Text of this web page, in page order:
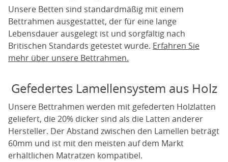
Unsere Betten sind standardmäßig mit einem
Bettrahmen ausgestattet, der für eine lange
Lebensdauer ausgelegt ist und sorgfältig nach
Britischen Standards getestet wurde. Erfahren Sie
mehr über unsere Bettrahmen.
Gefedertes Lamellensystem aus Holz
Unsere Bettrahmen werden mit gefederten Holzlatten
geliefert, die 20% dicker sind als die Latten anderer
Hersteller. Der Abstand zwischen den Lamellen beträgt
60mm und ist mit den meisten auf dem Markt
erhältlichen Matratzen kompatibel.